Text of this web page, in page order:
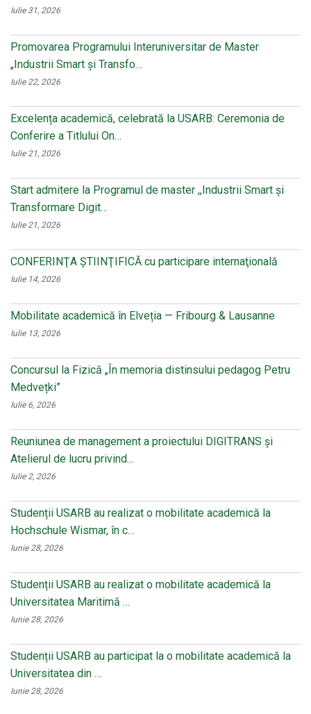
Iulie 31, 2026
Promovarea Programului Interuniversitar de Master
„Industrii Smart și Transfo…
Iulie 22, 2026
Excelența academică, celebrată la USARB: Ceremonia de
Conferire a Titlului On…
Iulie 21, 2026
Start admitere la Programul de master ,,Industrii Smart și
Transformare Digit…
Iulie 21, 2026
CONFERINŢA ŞTIINŢIFICĂ cu participare internaţională
Iulie 14, 2026
Mobilitate academică în Elveția — Fribourg & Lausanne
Iulie 13, 2026
Concursul la Fizică „În memoria distinsului pedagog Petru
Medvețki”
Iulie 6, 2026
Reuniunea de management a proiectului DIGITRANS și
Atelierul de lucru privind…
Iulie 2, 2026
Studenții USARB au realizat o mobilitate academică la
Hochschule Wismar, în c…
Iunie 28, 2026
Studenții USARB au realizat o mobilitate academică la
Universitatea Maritimă …
Iunie 28, 2026
Studenții USARB au participat la o mobilitate academică la
Universitatea din …
Iunie 28, 2026